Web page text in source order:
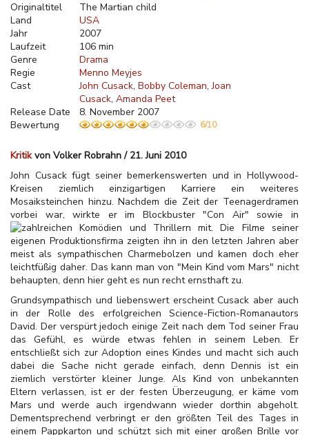
Originaltitel
The Martian child
Land
USA
Jahr
2007
Laufzeit
106 min
Genre
Drama
Regie
Menno Meyjes
Cast
John Cusack Bobby Coleman Joan
Cusack Amanda Peet
Release Date
8. November 2007
Bewertung
6/10
Kritikvon Volker Robrahn / 21. Juni 2010
John Cusack fügt seiner bemerkenswerten und in Hollywood-
Kreisen ziemlich einzigartigen Karriere ein weiteres
Mosaiksteinchen hinzu. Nachdem die Zeit der Teenagerdramen
vorbei war, wirkte er im Blockbuster "Con Air" sowie in
zahlreichen Komödien und Thrillern mit. Die Filme seiner
eigenen Produktionsfirma zeigten ihn in den letzten Jahren aber
meist als sympathischen Charmebolzen und kamen doch eher
leichtfüßig daher. Das kann man von "Mein Kind vom Mars" nicht
behaupten, denn hier geht es nun recht ernsthaft zu.
Grundsympathisch und liebenswert erscheint Cusack aber auch
in der Rolle des erfolgreichen Science-Fiction-Romanautors
David. Der verspürt jedoch einige Zeit nach dem Tod seiner Frau
das Gefühl, es würde etwas fehlen in seinem Leben. Er
entschließt sich zur Adoption eines Kindes und macht sich auch
dabei die Sache nicht gerade einfach, denn Dennis ist ein
ziemlich verstörter kleiner Junge. Als Kind von unbekannten
Eltern verlassen, ist er der festen Überzeugung, er käme vom
Mars und werde auch irgendwann wieder dorthin abgeholt.
Dementsprechend verbringt er den größten Teil des Tages in
einem Pappkarton und schützt sich mit einer großen Brille vor